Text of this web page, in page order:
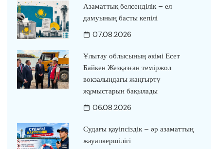
Азаматтық белсенділік – ел
дамуының басты кепілі
07.08.2026
Ұлытау облысының әкімі Есет
Байкен Жезқазған теміржол
вокзалындағы жаңғырту
жұмыстарын бақылады
06.08.2026
Судағы қауіпсіздік – әр азаматтың
жауапкершілігі